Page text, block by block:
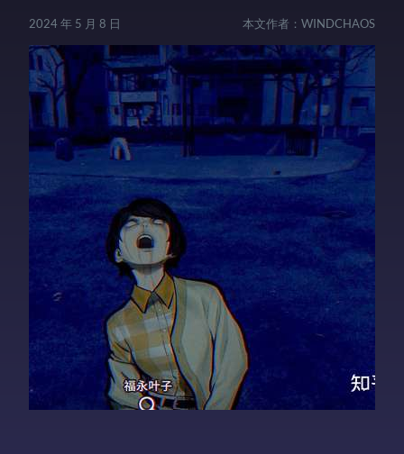
2024 年 5 月 8 日 本文作者： WINDCHAOS